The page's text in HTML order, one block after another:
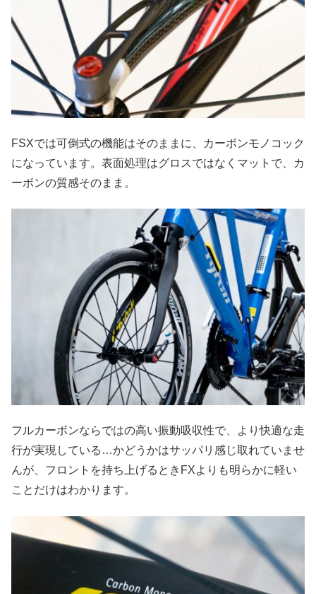
FSXでは可倒式の機能はそのままに、カーボンモノコック
になっています。表面処理はグロスではなくマットで、カ
ーボンの質感そのまま。
フルカーボンならではの高い振動吸収性で、より快適な走
行が実現している…かどうかはサッパリ感じ取れていませ
んが、フロントを持ち上げるときFXよりも明らかに軽い
ことだけはわかります。